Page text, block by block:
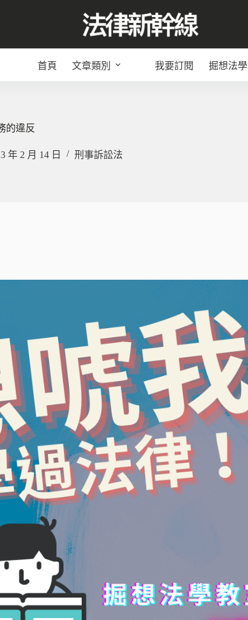
首頁 文章類別 我要訂閱 掘想法
的違反
年 2 月 14 日 刑事訴訟法